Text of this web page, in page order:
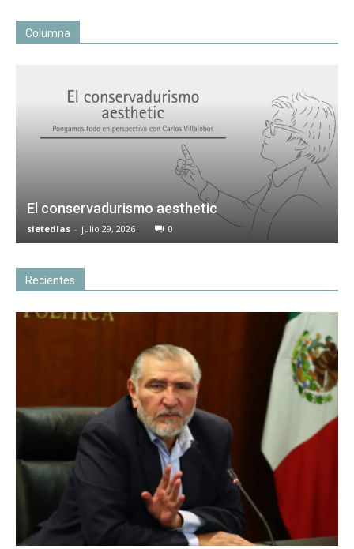
Columna
El conservadurismo aesthetic
sietedias - julio 29, 2026 0
Recientes